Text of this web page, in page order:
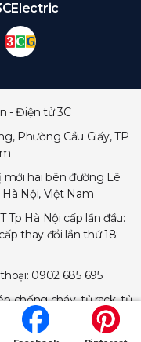
- Điện tử 3C
Phường Cầu Giấy, TP
mới hai bên đường Lê
Nội, Việt Nam
Tp Hà Nội cấp lần đầu:
thay đổi lần thứ 18:
0902 685 695
chống cháy, tủ rack, tủ
- máng cáp...